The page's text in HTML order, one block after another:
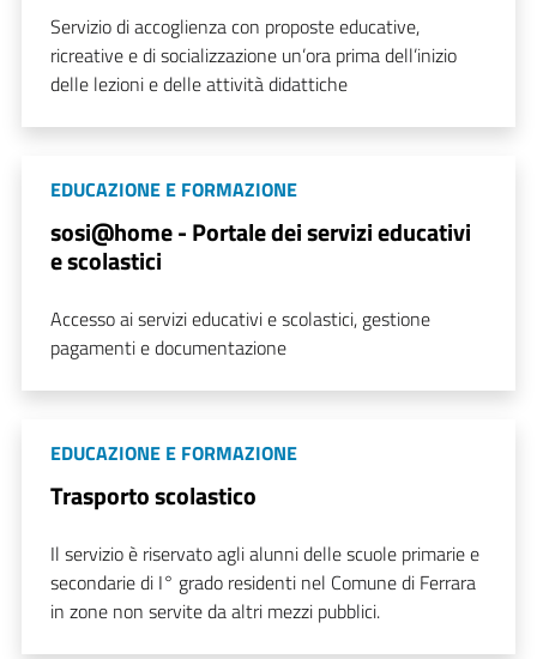
Servizio di accoglienza con proposte educative,
ricreative e di socializzazione un’ora prima dell’inizio
delle lezioni e delle attività didattiche
EDUCAZIONE E FORMAZIONE
sosi@home - Portale dei servizi educativi
e scolastici
Accesso ai servizi educativi e scolastici, gestione
pagamenti e documentazione
EDUCAZIONE E FORMAZIONE
Trasporto scolastico
Il servizio è riservato agli alunni delle scuole primarie e
secondarie di I° grado residenti nel Comune di Ferrara
in zone non servite da altri mezzi pubblici.